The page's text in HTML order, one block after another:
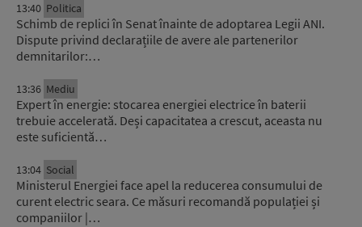
13:40 Politica
Schimb de replici în Senat înainte de adoptarea Legii ANI.
Dispute privind declarațiile de avere ale partenerilor
demnitarilor:…
13:36 Mediu
Expert în energie: stocarea energiei electrice în baterii
trebuie accelerată. Deși capacitatea a crescut, aceasta nu
este suficientă…
13:04 Social
Ministerul Energiei face apel la reducerea consumului de
curent electric seara. Ce măsuri recomandă populației și
companiilor |…